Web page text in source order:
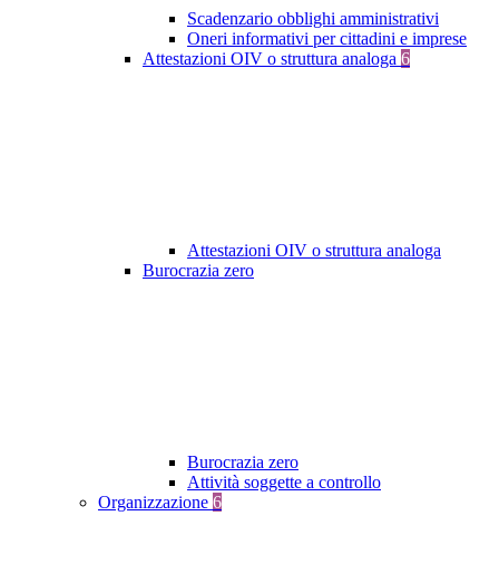
Scadenzario obblighi amministrativi
Oneri informativi per cittadini e imprese
Attestazioni OIV o struttura analoga 6
Attestazioni OIV o struttura analoga
Burocrazia zero
Burocrazia zero
Attività soggette a controllo
Organizzazione 6